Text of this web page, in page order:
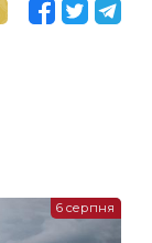
6 серпня